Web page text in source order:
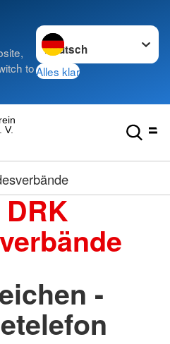
to
Sprache wechseln zu
Alles klar
V.
-